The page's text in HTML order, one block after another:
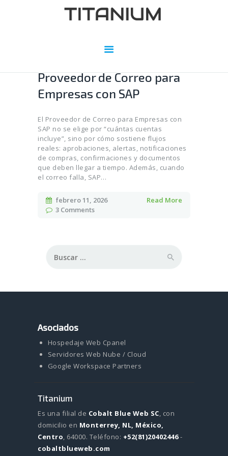
SOBRE NOSOTROS
BLOG
Proveedor de Correo para
Empresas con SAP
El Proveedor de Correo para Empresas con
SAP no se elige por “cuántas cuentas
incluye”, sino por cómo sostiene flujos
reales: aprobaciones, alertas, notificaciones
de compras, confirmaciones y documentos
que deben llegar a tiempo. Además, cuando
el correo falla, SAP…
febrero 11, 2026
3 Comments
Read More
Asociados
Hospedaje Web Cpanel
Servidores Web Nube / Cloud
Google Workspace Partners
Titanium
Es una filial de Cobalt Blue Web SC, con
domicilio en Monterrey, NL, México,
Centro, 64000. Teléfono: +52(81)20402446-
cobaltblueweb.com